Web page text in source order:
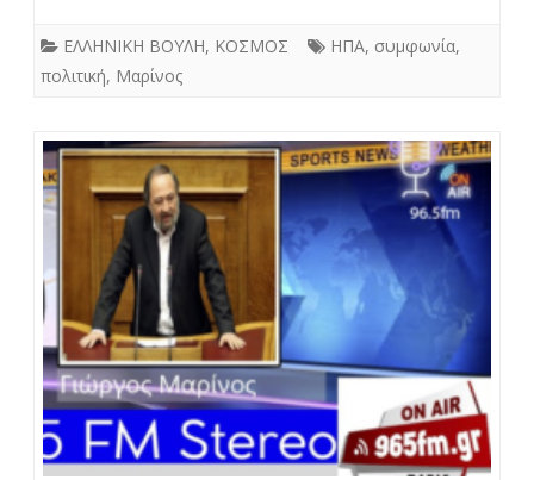
ΕΛΛΗΝΙΚΗ ΒΟΥΛΗ, ΚΟΣΜΟΣ ΗΠΑ, συμφωνία,
πολιτική, Μαρίνος